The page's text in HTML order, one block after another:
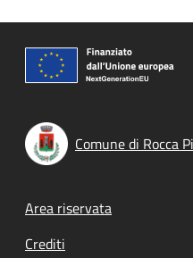
Comune di Rocca
Footer menu
Area riservata
Crediti